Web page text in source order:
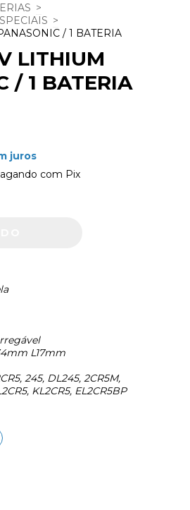
>
>
/ 1 BATERIA
LITHIUM
/ 1 BATERIA
juros
com Pix
L17mm
245, DL245, 2CR5M,
KL2CR5, EL2CR5BP